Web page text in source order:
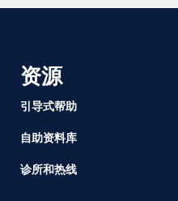
资源
引导式帮助
自助资料库
诊所和热线